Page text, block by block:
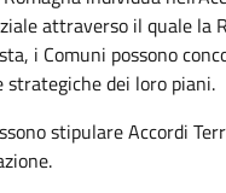
attraverso il quale la
i Comuni possono
dei loro piani.
stipulare Accordi